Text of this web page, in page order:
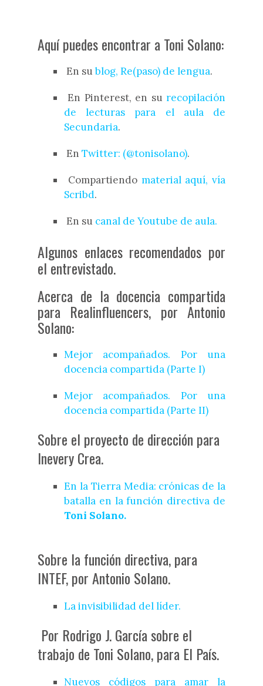
Aquí puedes encontrar a Toni Solano:
En sublog, Re(paso) de lengua.
En Pinterest, en su recopilación
de lecturas para el aula de
Secundaria.
En Twitter: (@tonisolano).
Compartiendomaterial aquí, vía
Scribd.
En su canal de Youtube de aula.
Algunos enlaces recomendados por
el entrevistado.
Acerca de la docencia compartida
para Realinfluencers, por Antonio
Solano:
Mejor acompañados. Por una
docencia compartida (Parte I)
Mejor acompañados. Por una
docencia compartida (Parte II)
Sobre el proyecto de dirección para
Inevery Crea.
En la Tierra Media: crónicas de la
batalla en la función directiva de
Toni Solano.
Sobre la función directiva, para
INTEF, por Antonio Solano.
La invisibilidad del líder.
Por Rodrigo J. García sobre el
trabajo de Toni Solano, para El País.
Nuevos códigos para amar la